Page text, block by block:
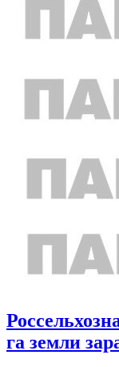
га земли